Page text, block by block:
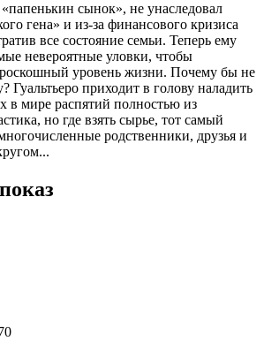
сынок», не унаследовал
гена» и из-за финансового кризиса
все состояние семьи. Теперь ему
невероятные уловки, чтобы
уровень жизни. Почему бы не
Гуальтьеро приходит в голову наладить
в мире распятий полностью из
но где взять сырье, тот самый
родственники, друзья и